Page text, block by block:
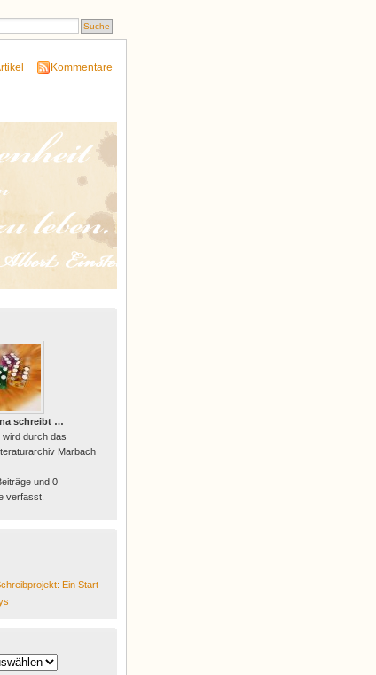
Kommentare
schreibt …
wird durch das
Marbach
und 0
verfasst.
Ein Start –